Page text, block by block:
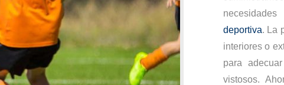
deportiva. La
interiores o
para
vistosos.